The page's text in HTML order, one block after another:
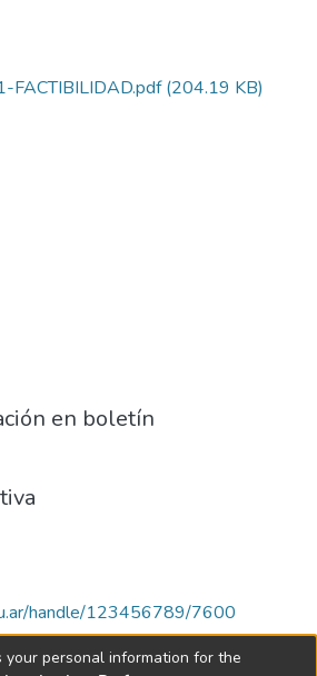
(204.19 KB)
en boletín
handle/123456789/7600
personal information for the